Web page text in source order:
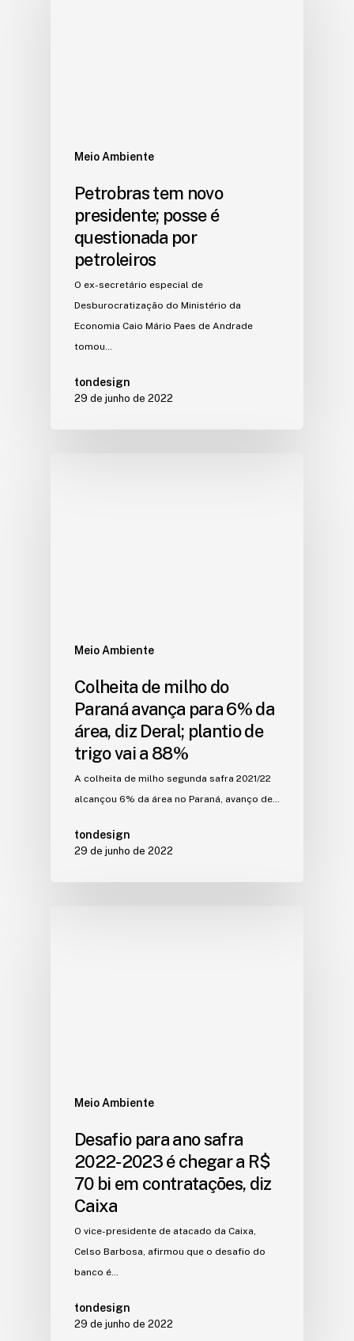
Meio Ambiente
Petrobras tem novo
presidente; posse é
questionada por
petroleiros
O ex-secretário especial de
Desburocratização do Ministério da
Economia Caio Mário Paes de Andrade
tomou…
tondesign
29 de junho de 2022
Meio Ambiente
Colheita de milho do
Paraná avança para 6% da
área, diz Deral; plantio de
trigo vai a 88%
A colheita de milho segunda safra 2021/22
alcançou 6% da área no Paraná, avanço de…
tondesign
29 de junho de 2022
Meio Ambiente
Desafio para ano safra
2022-2023 é chegar a R$
70 bi em contratações, diz
Caixa
O vice-presidente de atacado da Caixa,
Celso Barbosa, afirmou que o desafio do
banco é…
tondesign
29 de junho de 2022